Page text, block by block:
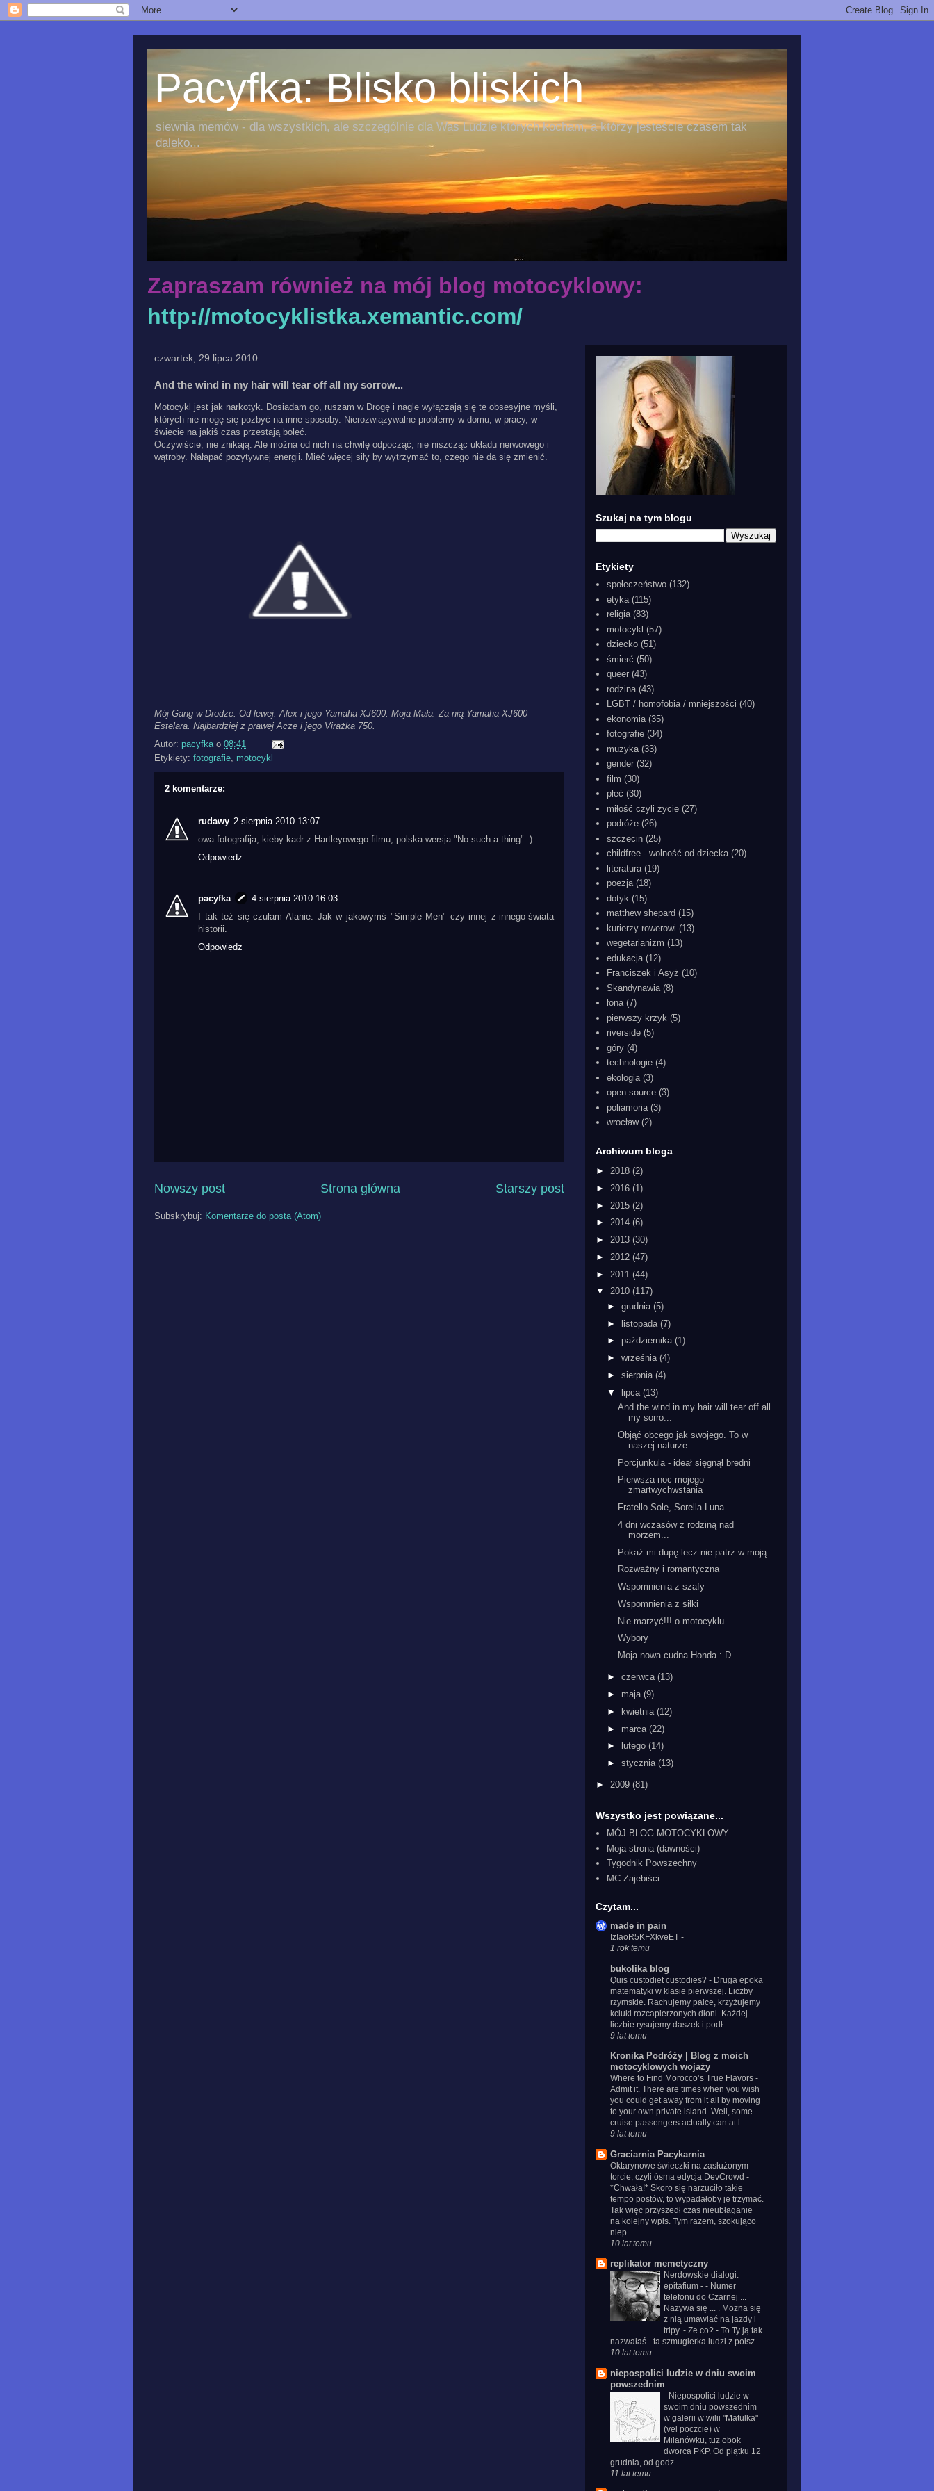
Pacyfka: Blisko bliskich
siewnia memów - dla wszystkich, ale szczególnie dla Was Ludzie których kocham, a którzy jesteście czasem tak
daleko...
Zapraszam również na mój blog motocyklowy:
http://motocyklistka.xemantic.com/
czwartek, 29 lipca 2010
And the wind in my hair will tear off all my sorrow...
Motocykl jest jak narkotyk. Dosiadam go, ruszam w Drogę i nagle wyłączają się te obsesyjne myśli,
których nie mogę się pozbyć na inne sposoby. Nierozwiązywalne problemy w domu, w pracy, w
świecie na jakiś czas przestają boleć.
Oczywiście, nie znikają. Ale można od nich na chwilę odpocząć, nie niszcząc układu nerwowego i
wątroby. Nałapać pozytywnej energii. Mieć więcej siły by wytrzymać to, czego nie da się zmienić.
Mój Gang w Drodze. Od lewej: Alex i jego Yamaha XJ600. Moja Mała. Za nią Yamaha XJ600
Estelara. Najbardziej z prawej Acze i jego Virażka 750.
Autor: pacyfka o 08:41
Etykiety: fotografie motocykl
2 komentarze:
rudawy 2 sierpnia 2010 13:07
owa fotografija, kieby kadr z Hartleyowego filmu, polska wersja "No such a thing" :)
Odpowiedz
pacyfka
4 sierpnia 2010 16:03
I tak też się czułam Alanie. Jak w jakowymś "Simple Men" czy innej z-innego-świata
historii.
Odpowiedz
Nowszy post Starszy post
Strona główna
Subskrybuj: Komentarze do posta (Atom)
Szukaj na tym blogu
Etykiety
społeczeństwo (132)
etyka (115)
religia (83)
motocykl (57)
dziecko (51)
śmierć (50)
queer (43)
rodzina (43)
LGBT / homofobia / mniejszości (40)
ekonomia (35)
fotografie (34)
muzyka (33)
gender (32)
film (30)
płeć (30)
miłość czyli życie (27)
podróże (26)
szczecin (25)
childfree - wolność od dziecka (20)
literatura (19)
poezja (18)
dotyk (15)
matthew shepard (15)
kurierzy rowerowi (13)
wegetarianizm (13)
edukacja (12)
Franciszek i Asyż (10)
Skandynawia (8)
łona (7)
pierwszy krzyk (5)
riverside (5)
góry (4)
technologie (4)
ekologia (3)
open source (3)
poliamoria (3)
wrocław (2)
Archiwum bloga
► 2018 (2)
► 2016 (1)
► 2015 (2)
► 2014 (6)
► 2013 (30)
► 2012 (47)
► 2011 (44)
▼ 2010 (117)
► grudnia (5)
► listopada (7)
► października (1)
► września (4)
► sierpnia (4)
▼ lipca (13)
And the wind in my hair will tear off all
my sorro...
Objąć obcego jak swojego. To w
naszej naturze.
Porcjunkula - ideał sięgnął bredni
Pierwsza noc mojego
zmartwychwstania
Fratello Sole, Sorella Luna
4 dni wczasów z rodziną nad
morzem...
Pokaż mi dupę lecz nie patrz w moją...
Rozważny i romantyczna
Wspomnienia z szafy
Wspomnienia z siłki
Nie marzyć!!! o motocyklu...
Wybory
Moja nowa cudna Honda :-D
► czerwca (13)
► maja (9)
►
kwietnia (12)
► marca (22)
►
lutego (14)
► stycznia (13)
► 2009 (81)
Wszystko jest powiązane...
MÓJ BLOG MOTOCYKLOWY
Moja strona (dawności)
Tygodnik Powszechny
MC Zajebiści
Czytam...
made in pain
IzIaoR5KFXkveET -
1 rok temu
bukolika blog
Quis custodiet custodies? - Druga epoka
matematyki w klasie pierwszej. Liczby
rzymskie. Rachujemy palce, krzyżujemy
kciuki rozcapierzonych dłoni. Każdej
liczbie rysujemy daszek i podł...
9 lat temu
Kronika Podróży | Blog z moich
motocyklowych wojaży
Where to Find Morocco’s True Flavors -
Admit it. There are times when you wish
you could get away from it all by moving
to your own private island. Well, some
cruise passengers actually can at l...
9 lat temu
Graciarnia Pacykarnia
Oktarynowe świeczki na zasłużonym
torcie, czyli ósma edycja DevCrowd -
*Chwała!* Skoro się narzuciło takie
tempo postów, to wypadałoby je trzymać.
Tak więc przyszedł czas nieubłaganie
na kolejny wpis. Tym razem, szokująco
niep...
10 lat temu
replikator memetyczny
Nerdowskie dialogi:
epitafium - - Numer
telefonu do Czarnej ...
Nazywa się ... . Można się
z nią umawiać na jazdy i
tripy. - Że co? - To Ty ją tak
nazwałaś - ta szmuglerka ludzi z polsz...
10 lat temu
niepospolici ludzie w dniu swoim
powszednim
- Niepospolici ludzie w
swoim dniu powszednim
w galerii w wilii "Matulka"
(vel poczcie) w
Milanówku, tuż obok
dworca PKP. Od piątku 12
grudnia, od godz. ...
11 lat temu